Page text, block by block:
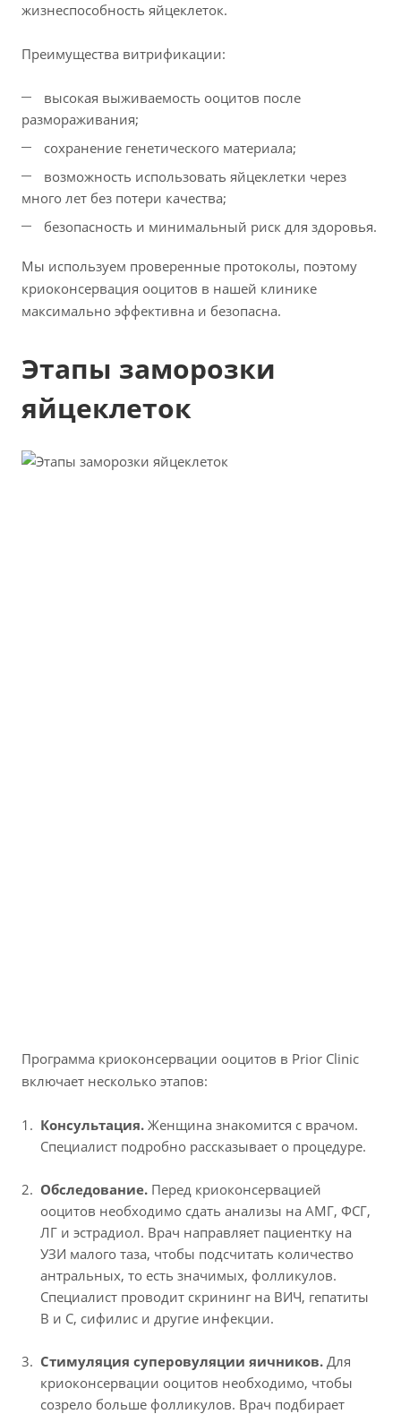
жизнеспособность яйцеклеток.
Преимущества витрификации:
высокая выживаемость ооцитов после
размораживания;
сохранение генетического материала;
возможность использовать яйцеклетки через
много лет без потери качества;
безопасность и минимальный риск для здоровья.
Мы используем проверенные протоколы, поэтому
криоконсервация ооцитов в нашей клинике
максимально эффективна и безопасна.
Этапы заморозки
яйцеклеток
Программа криоконсервации ооцитов в Prior Clinic
включает несколько этапов:
Консультация. Женщина знакомится с врачом.
Специалист подробно рассказывает о процедуре.
Обследование. Перед криоконсервацией
ооцитов необходимо сдать анализы на АМГ, ФСГ,
ЛГ и эстрадиол. Врач направляет пациентку на
УЗИ малого таза, чтобы подсчитать количество
антральных, то есть значимых, фолликулов.
Специалист проводит скрининг на ВИЧ, гепатиты
В и С, сифилис и другие инфекции.
Стимуляция суперовуляции яичников. Для
криоконсервации ооцитов необходимо, чтобы
созрело больше фолликулов. Врач подбирает